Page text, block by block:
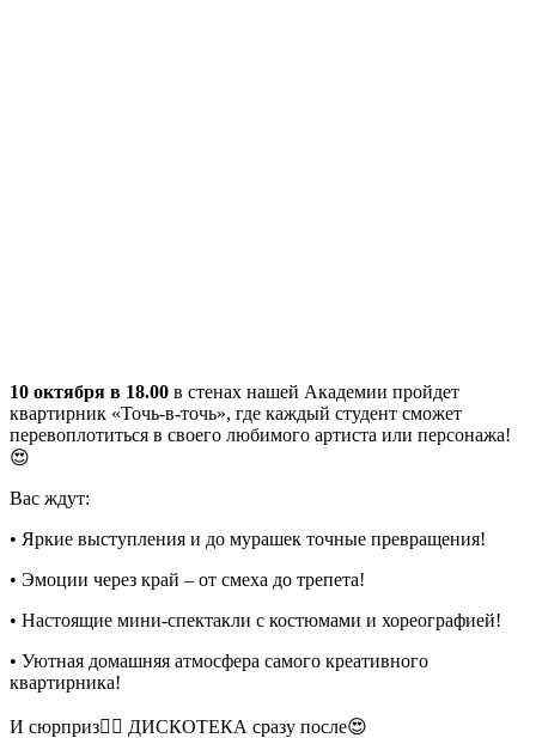
10 октября в 18.00 в стенах нашей Академии пройдет
квартирник «Точь-в-точь», где каждый студент сможет
перевоплотиться в своего любимого артиста или персонажа!
😍
Вас ждут:
• Яркие выступления и до мурашек точные превращения!
• Эмоции через край – от смеха до трепета!
• Настоящие мини-спектакли с костюмами и хореографией!
• Уютная домашняя атмосфера самого креативного
квартирника!
И сюрприз❤️‍🔥 ДИСКОТЕКА сразу после😍